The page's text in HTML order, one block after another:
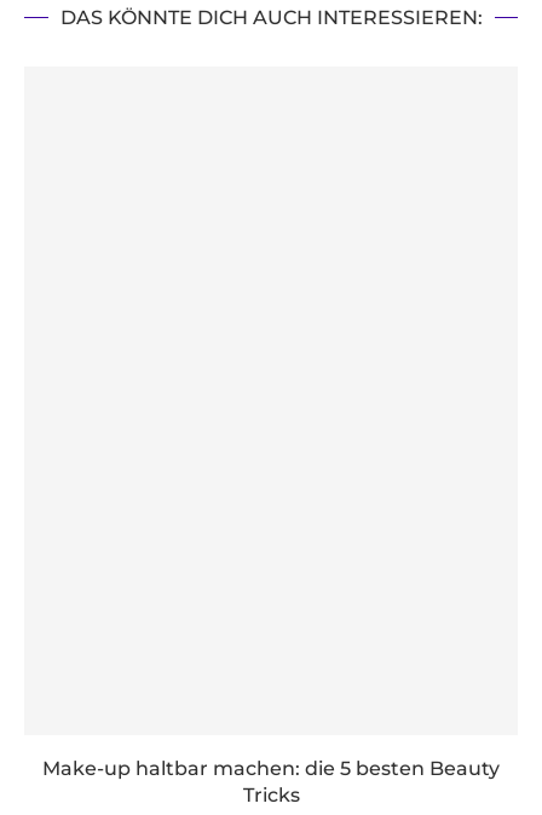
DAS KÖNNTE DICH AUCH INTERESSIEREN:
Make-up haltbar machen: die 5 besten Beauty
Tricks